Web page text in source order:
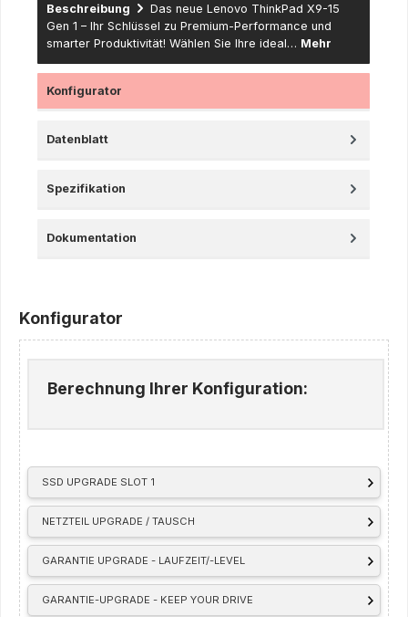
Beschreibung
Das neue Lenovo ThinkPad X9-15
Gen 1 – Ihr Schlüssel zu Premium-Performance und
smarter Produktivität! Wählen Sie Ihre ideal… Mehr
Konfigurator
Datenblatt
Spezifikation
Dokumentation
Konfigurator
SSD UPGRADE SLOT 1
NETZTEIL UPGRADE / TAUSCH
GARANTIE UPGRADE - LAUFZEIT/-LEVEL
GARANTIE-UPGRADE - KEEP YOUR DRIVE
Berechnung Ihrer Konfiguration: